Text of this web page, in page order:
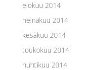
elokuu 2014
heinäkuu 2014
kesäkuu 2014
toukokuu 2014
huhtikuu 2014